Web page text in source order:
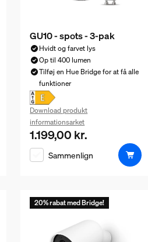
GU10 - spots - 3-pak
Hvidt og farvet lys
Op til 400 lumen
Tilføj en Hue Bridge for at få alle
funktioner
Download produkt
informationsarket
Nuværende pris er 1.199,00 kr.
1.199,00 kr.
Sammenlign
20% rabat med Bridge!